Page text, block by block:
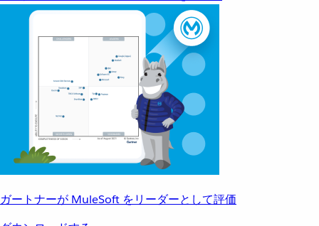
ガートナーが MuleSoft をリーダーとして評価